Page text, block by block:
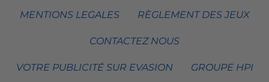
MENTIONS LEGALES RÈGLEMENT DES JEUX
CONTACTEZ NOUS
VOTRE PUBLICITÉ SUR EVASION GROUPE HPI